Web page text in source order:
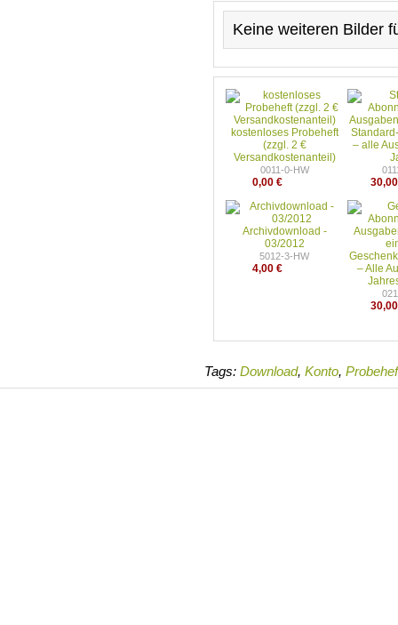
Keine weiteren Bilder
kostenloses Probeheft
(zzgl. 2 €
Versandkostenanteil)
0011-0-HW
0,00 €
– alle
Archivdownload -
03/2012
5012-3-HW
4,00 €
– Alle
Tags: Download, Konto,